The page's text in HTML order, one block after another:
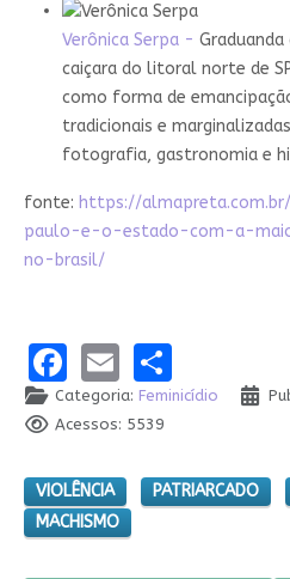
Verônica Serpa - Graduanda
caiçara do litoral norte de
como forma de
tradicionais e
fotografia, gastronomia e
fonte: https://
paulo-e-o-estado-com-a-
no-brasil/
Facebook
EmailShare
Categoria: Feminicídio
Acessos: 5539
VIOLÊNCIA PATRIARCADO
MACHISMO